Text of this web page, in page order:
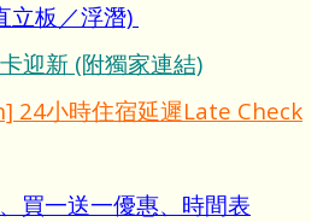
立板／浮潛)
迎新 (附獨家連結)
24小時住宿延遲Late Check
買一送一優惠、時間表